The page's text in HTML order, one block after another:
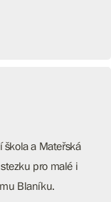
škola a Mateřská
pro malé i
Blaníku.